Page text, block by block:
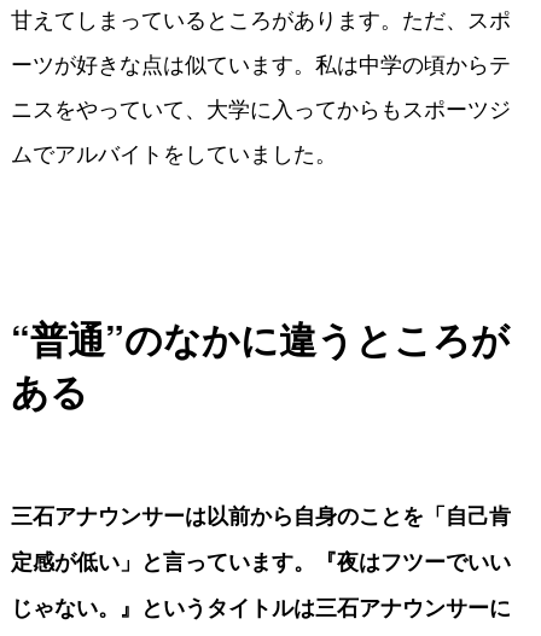
甘えてしまっているところがあります。ただ、スポ
ーツが好きな点は似ています。私は中学の頃からテ
ニスをやっていて、大学に入ってからもスポーツジ
ムでアルバイトをしていました。
“普通”のなかに違うところが
ある
三石アナウンサーは以前から自身のことを「自己肯
定感が低い」と言っています。『夜はフツーでいい
じゃない。』というタイトルは三石アナウンサーに